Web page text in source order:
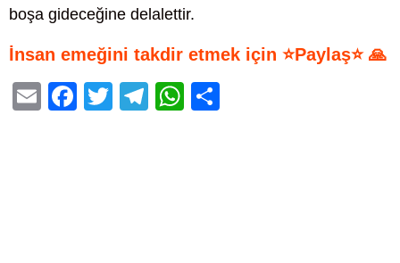
boşa gideceğine delalettir.
İnsan emeğini takdir etmek için ⭐Paylaş⭐ 🙏
E
F
T
T
W